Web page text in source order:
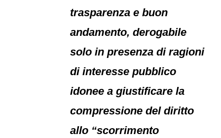
trasparenza e buon
andamento, derogabile
solo in presenza di ragioni
di interesse pubblico
idonee a giustificare la
compressione del diritto
allo “scorrimento